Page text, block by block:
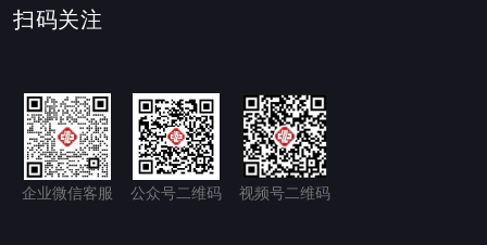
扫码关注
企业微信客服 公众号二维码 视频号二维码